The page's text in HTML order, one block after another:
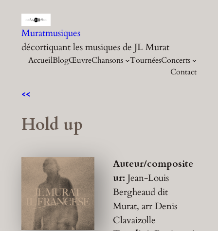
contenu
Muratmusiques
décortiquant les musiques de JL Murat
AccueilBlogŒuvreChansons TournéesConcerts
Contact
<<
Hold up
Auteur/composite
ur:Jean-Louis
Bergheaud dit
Murat, arr Denis
Clavaizolle